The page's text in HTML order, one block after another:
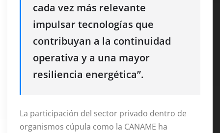
cada vez más relevante
impulsar tecnologías que
contribuyan a la continuidad
operativa y a una mayor
resiliencia energética”.
La participación del sector privado dentro de
organismos cúpula como la CANAME ha